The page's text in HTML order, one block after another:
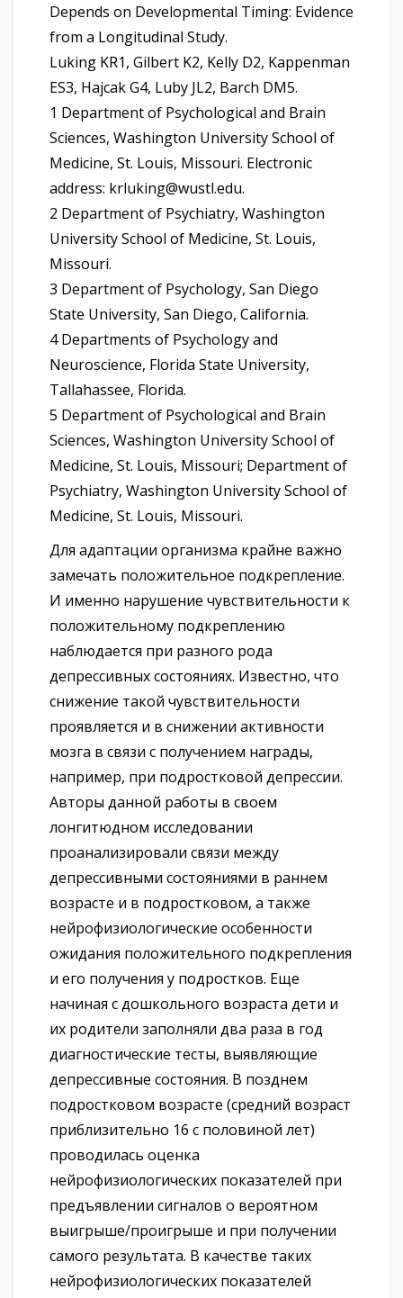
Depends on Developmental Timing: Evidence
from a Longitudinal Study.
Luking KR1, Gilbert K2, Kelly D2, Kappenman
ES3, Hajcak G4, Luby JL2, Barch DM5.
1 Department of Psychological and Brain
Sciences, Washington University School of
Medicine, St. Louis, Missouri. Electronic
address: krluking@wustl.edu.
2 Department of Psychiatry, Washington
University School of Medicine, St. Louis,
Missouri.
3 Department of Psychology, San Diego
State University, San Diego, California.
4 Departments of Psychology and
Neuroscience, Florida State University,
Tallahassee, Florida.
5 Department of Psychological and Brain
Sciences, Washington University School of
Medicine, St. Louis, Missouri; Department of
Psychiatry, Washington University School of
Medicine, St. Louis, Missouri.
Для адаптации организма крайне важно
замечать положительное подкрепление.
И именно нарушение чувствительности к
положительному подкреплению
наблюдается при разного рода
депрессивных состояниях. Известно, что
снижение такой чувствительности
проявляется и в снижении активности
мозга в связи с получением награды,
например, при подростковой депрессии.
Авторы данной работы в своем
лонгитюдном исследовании
проанализировали связи между
депрессивными состояниями в раннем
возрасте и в подростковом, а также
нейрофизиологические особенности
ожидания положительного подкрепления
и его получения у подростков. Еще
начиная с дошкольного возраста дети и
их родители заполняли два раза в год
диагностические тесты, выявляющие
депрессивные состояния. В позднем
подростковом возрасте (средний возраст
приблизительно 16 с половиной лет)
проводилась оценка
нейрофизиологических показателей при
предъявлении сигналов о вероятном
выигрыше/проигрыше и при получении
самого результата. В качестве таких
нейрофизиологических показателей